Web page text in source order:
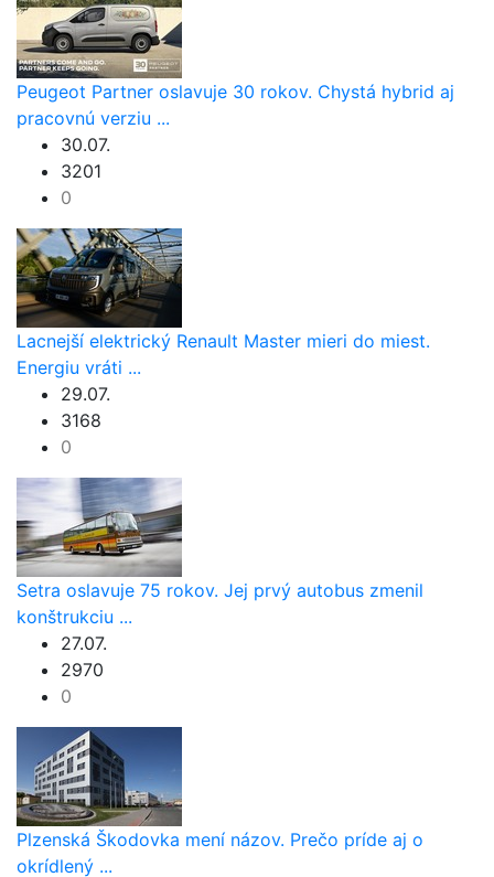
Peugeot Partner oslavuje 30 rokov. Chystá hybrid aj
pracovnú verziu ...
30.07.
3201
0
Lacnejší elektrický Renault Master mieri do miest.
Energiu vráti ...
29.07.
3168
0
Setra oslavuje 75 rokov. Jej prvý autobus zmenil
konštrukciu ...
27.07.
2970
0
Plzenská Škodovka mení názov. Prečo príde aj o
okrídlený ...